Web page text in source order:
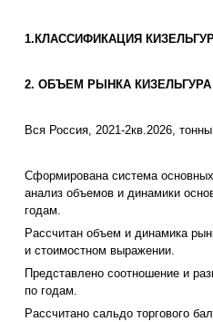
1.КЛАССИФИКАЦИЯ
2. ОБЪЕМ РЫНКА КИЗЕЛЬГУРА
Вся Россия, 2021-2кв.2026,
Сформирована система
анализ объемов и динамики
годам.
Рассчитан объем и динамика
и стоимостном выражении.
Представлено соотношение и
по годам.
Рассчитано сальдо торгового